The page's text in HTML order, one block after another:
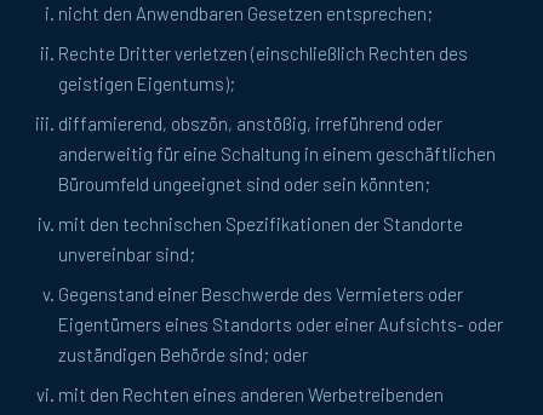
nicht den Anwendbaren Gesetzen entsprechen;
Rechte Dritter verletzen (einschließlich Rechten des
geistigen Eigentums);
diffamierend, obszön, anstößig, irreführend oder
anderweitig für eine Schaltung in einem geschäftlichen
Büroumfeld ungeeignet sind oder sein könnten;
mit den technischen Spezifikationen der Standorte
unvereinbar sind;
Gegenstand einer Beschwerde des Vermieters oder
Eigentümers eines Standorts oder einer Aufsichts- oder
zuständigen Behörde sind; oder
mit den Rechten eines anderen Werbetreibenden